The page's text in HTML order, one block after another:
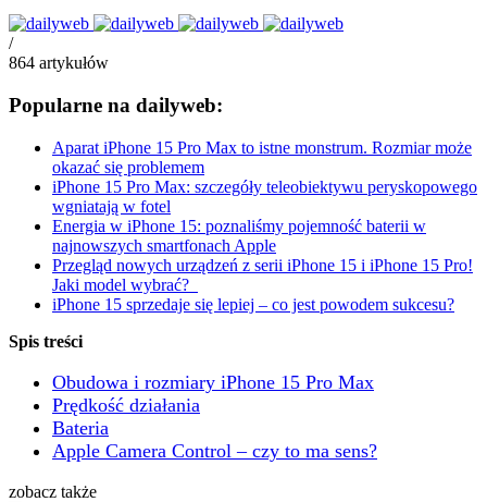
/
864 artykułów
Popularne na dailyweb:
Aparat iPhone 15 Pro Max to istne monstrum. Rozmiar może
okazać się problemem
iPhone 15 Pro Max: szczegóły teleobiektywu peryskopowego
wgniatają w fotel
Energia w iPhone 15: poznaliśmy pojemność baterii w
najnowszych smartfonach Apple
Przegląd nowych urządzeń z serii iPhone 15 i iPhone 15 Pro!
Jaki model wybrać?
iPhone 15 sprzedaje się lepiej – co jest powodem sukcesu?
Spis treści
Obudowa i rozmiary iPhone 15 Pro Max
Prędkość działania
Bateria
Apple Camera Control – czy to ma sens?
zobacz także